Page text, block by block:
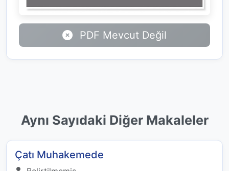
PDF Mevcut Değil
Aynı Sayıdaki Diğer Makaleler
Çatı Muhakemede